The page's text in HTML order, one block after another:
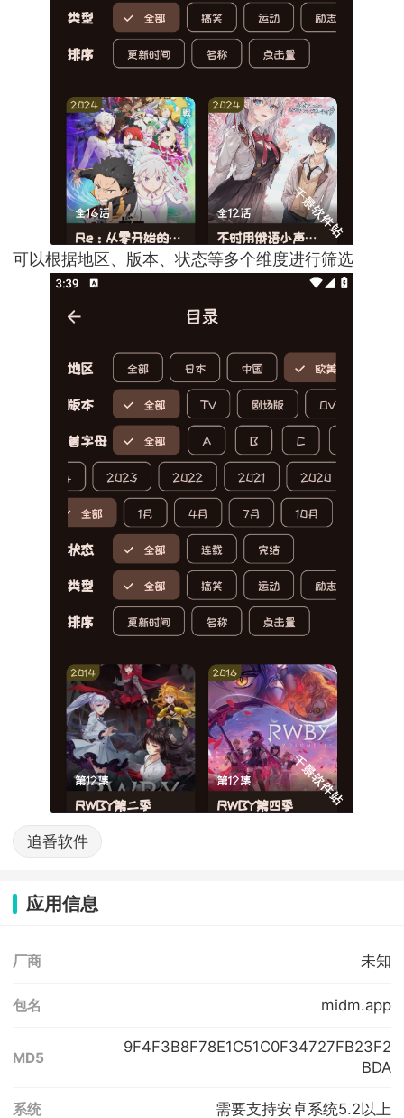
可以根据地区、版本、状态等多个维度进行筛选
追番软件
应用信息
厂商 未知
包名 midm.app
MD5
9F4F3B8F78E1C51C0F34727FB23F2
BDA
系统 需要支持安卓系统5.2以上